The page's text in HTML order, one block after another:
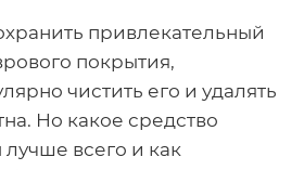
привлекательный
покрытия,
чистить его и удалять
Но какое средство
лучше всего и как